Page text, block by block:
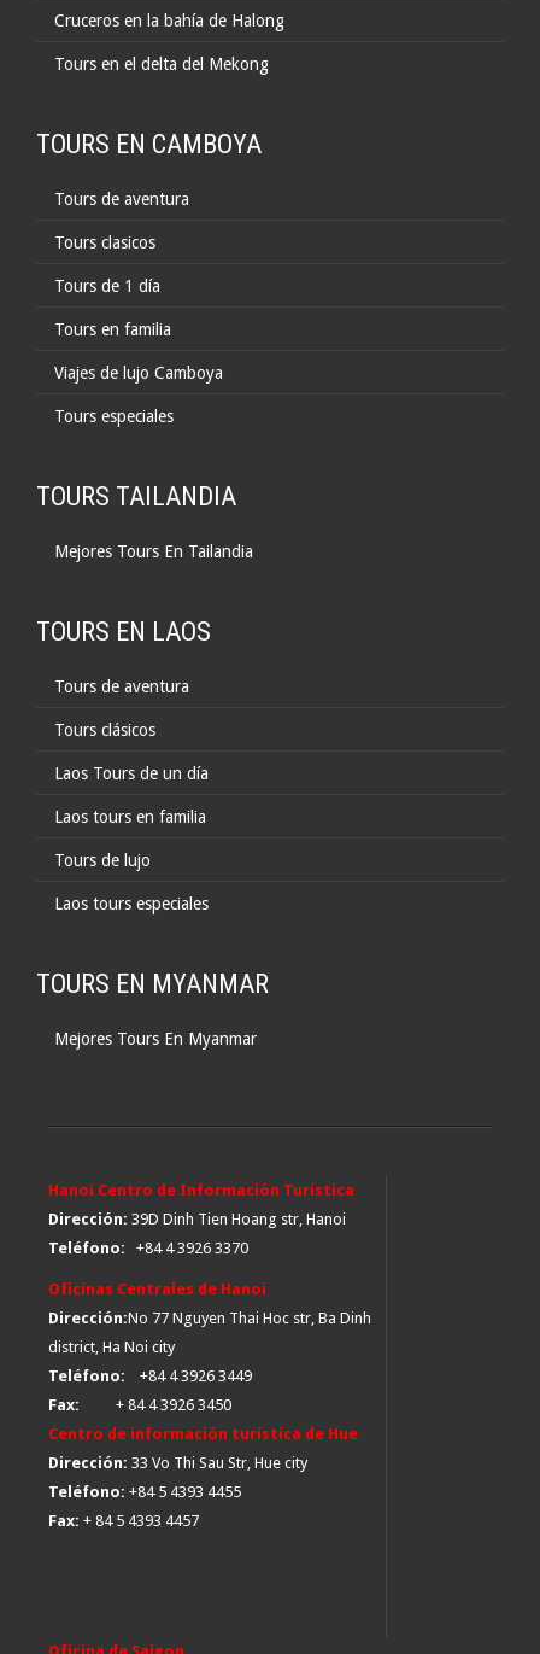
Cruceros en la bahía de Halong
Tours en el delta del Mekong
TOURS EN CAMBOYA
Tours de aventura
Tours clasicos
Tours de 1 día
Tours en familia
Viajes de lujo Camboya
Tours especiales
TOURS TAILANDIA
Mejores Tours En Tailandia
TOURS EN LAOS
Tours de aventura
Tours clásicos
Laos Tours de un día
Laos tours en familia
Tours de lujo
Laos tours especiales
TOURS EN MYANMAR
Mejores Tours En Myanmar
Hanoi Centro de Información Turística
Dirección: 39D Dinh Tien Hoang str, Hanoi
Teléfono:
+84 4 3926 3370
Oficinas Centrales de Hanoi
Dirección:No 77 Nguyen Thai Hoc str, Ba Dinh
district, Ha Noi city
Teléfono:
+84 4 3926 3449
Fax:
+ 84 4 3926 3450
Centro de información turística de Hue
Dirección: 33 Vo Thi Sau Str, Hue city
Teléfono: +84 5 4393 4455
Fax: + 84 5 4393 4457